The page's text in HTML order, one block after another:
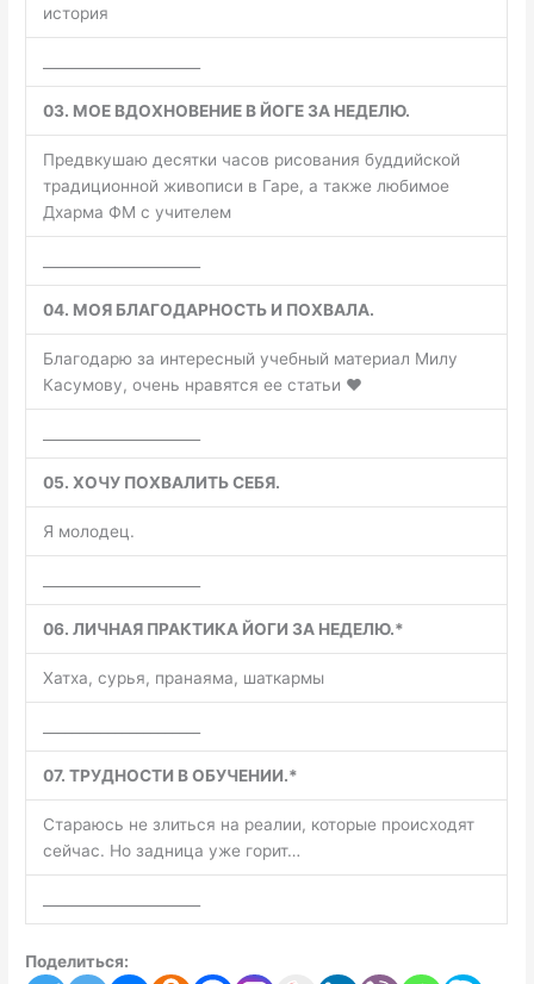
история
03. МОЕ ВДОХНОВЕНИЕ В ЙОГЕ ЗА НЕДЕЛЮ.
Предвкушаю десятки часов рисования буддийской
традиционной живописи в Гаре, а также любимое
Дхарма ФМ с учителем
04. МОЯ БЛАГОДАРНОСТЬ И ПОХВАЛА.
Благодарю за интересный учебный материал Милу
Касумову, очень нравятся ее статьи ❤️
05. ХОЧУ ПОХВАЛИТЬ СЕБЯ.
Я молодец.
06. ЛИЧНАЯ ПРАКТИКА ЙОГИ ЗА НЕДЕЛЮ.*
Хатха, сурья, пранаяма, шаткармы
07. ТРУДНОСТИ В ОБУЧЕНИИ.*
Стараюсь не злиться на реалии, которые происходят
сейчас. Но задница уже горит…
Поделиться: